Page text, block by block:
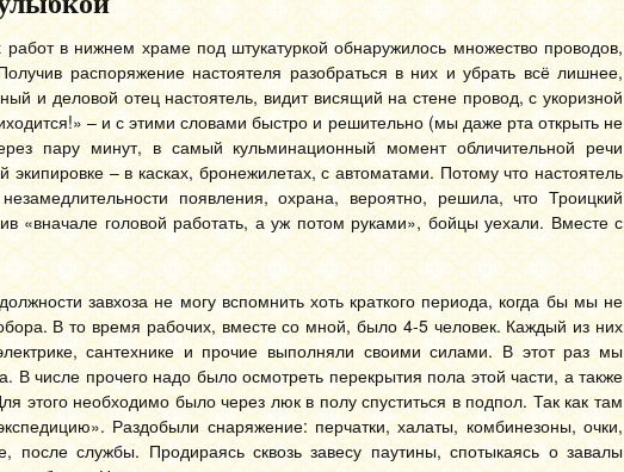
в нижнем храме под штукатуркой обнаружилось множество проводов,
распоряжение настоятеля разобраться в них и убрать всё лишнее,
и деловой отец настоятель, видит висящий на стене провод, с укоризной
– и с этими словами быстро и решительно (мы даже рта открыть не
пару минут, в самый кульминационный момент обличительной речи
– в касках, бронежилетах, с автоматами. Потому что настоятель
появления, охрана, вероятно, решила, что Троицкий
«вначале головой работать, а уж потом руками», бойцы уехали. Вместе с
завхоза не могу вспомнить хоть краткого периода, когда бы мы не
В то время рабочих, вместе со мной, было 4-5 человек. Каждый из них
сантехнике и прочие выполняли своими силами. В этот раз мы
В числе прочего надо было осмотреть перекрытия пола этой части, а также
этого необходимо было через люк в полу спуститься в подпол. Так как там
Раздобыли снаряжение: перчатки, халаты, комбинезоны, очки,
службы. Продираясь сквозь завесу паутины, спотыкаясь о завалы